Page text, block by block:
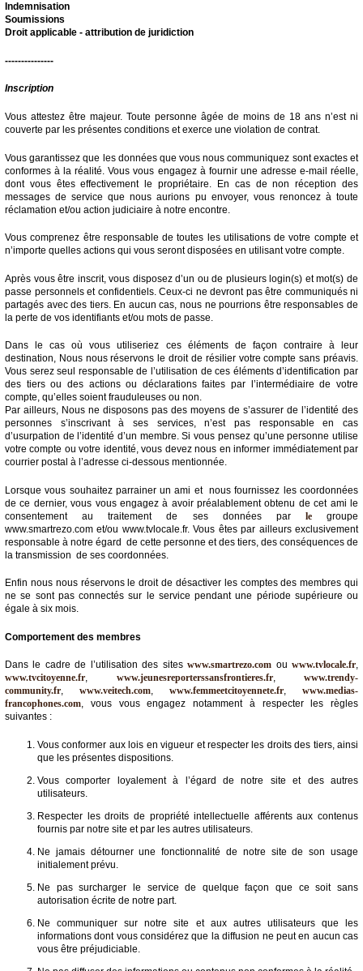
Indemnisation
Soumissions
Droit applicable - attribution de juridiction
---------------
Inscription
Vous attestez être majeur. Toute personne âgée de moins de 18 ans n’est ni
couverte par les présentes conditions et exerce une violation de contrat.
Vous garantissez que les données que vous nous communiquez sont exactes et
conformes à la réalité. Vous vous engagez à fournir une adresse e-mail réelle,
dont vous êtes effectivement le propriétaire. En cas de non réception des
messages de service que nous aurions pu envoyer, vous renoncez à toute
réclamation et/ou action judiciaire à notre encontre.
Vous comprenez être responsable de toutes les utilisations de votre compte et
n’importe quelles actions qui vous seront disposées en utilisant votre compte.
Après vous être inscrit, vous disposez d’un ou de plusieurs login(s) et mot(s) de
passe personnels et confidentiels. Ceux-ci ne devront pas être communiqués ni
partagés avec des tiers. En aucun cas, nous ne pourrions être responsables de
la perte de vos identifiants et/ou mots de passe.
Dans le cas où vous utiliseriez ces éléments de façon contraire à leur
destination, Nous nous réservons le droit de résilier votre compte sans préavis.
Vous serez seul responsable de l’utilisation de ces éléments d’identification par
des tiers ou des actions ou déclarations faites par l’intermédiaire de votre
compte, qu’elles soient frauduleuses ou non.
Par ailleurs, Nous ne disposons pas des moyens de s’assurer de l’identité des
personnes s’inscrivant à ses services, n’est pas responsable en cas
d’usurpation de l’identité d’un membre. Si vous pensez qu’une personne utilise
votre compte ou votre identité, vous devez nous en informer immédiatement par
courrier postal à l’adresse ci-dessous mentionnée.
Lorsque vous souhaitez parrainer un ami et nous fournissez les coordonnées
de ce dernier, vous vous engagez à avoir préalablement obtenu de cet ami le
consentement au traitement de ses données par legroupe
www.smartrezo.com et/ou www.tvlocale.fr. Vous êtes par ailleurs exclusivement
responsable à notre égard de cette personne et des tiers, des conséquences de
la transmission de ses coordonnées.
Enfin nous nous réservons le droit de désactiver les comptes des membres qui
ne se sont pas connectés sur le service pendant une période supérieure ou
égale à six mois.
Comportement des membres
Dans le cadre de l’utilisation des siteswww.smartrezo.com ouwww.tvlocale.fr,
www.tvcitoyenne.fr, www.jeunesreporterssansfrontieres.fr, www.trendy-
community.fr, www.veitech.com, www.femmeetcitoyennete.fr, www.medias-
francophones.com, vous vous engagez notamment à respecter les règles
suivantes :
Vous conformer aux lois en vigueur et respecter les droits des tiers, ainsi
que les présentes dispositions.
Vous comporter loyalement à l’égard de notre site et des autres
utilisateurs.
Respecter les droits de propriété intellectuelle afférents aux contenus
fournis par notre site et par les autres utilisateurs.
Ne jamais détourner une fonctionnalité de notre site de son usage
initialement prévu.
Ne pas surcharger le service de quelque façon que ce soit sans
autorisation écrite de notre part.
Ne communiquer sur notre site et aux autres utilisateurs que les
informations dont vous considérez que la diffusion ne peut en aucun cas
vous être préjudiciable.